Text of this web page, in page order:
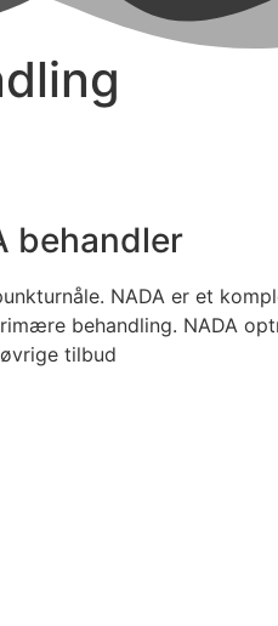
behandler
NADA er et
behandling. NADA
tilbud